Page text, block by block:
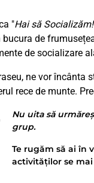
"Hai să Socializăm!
bucura de
de socializare
ne vor încânta
rece de munte.
Nu uita să
grup.
Te rugăm să ai în
activităților se